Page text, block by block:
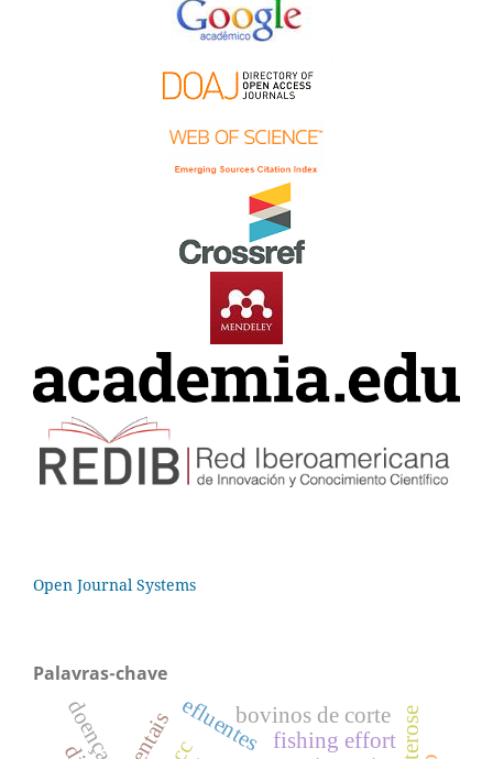
Open Journal Systems
Palavras-chave
efluentesbovinos de corte
doenças fishing effort heterose